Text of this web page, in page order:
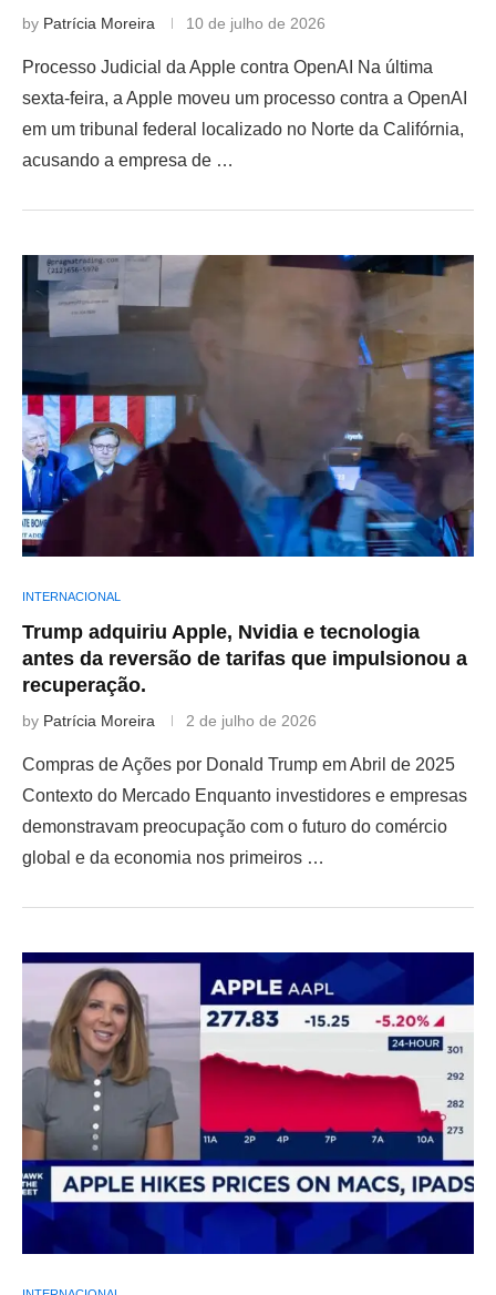
by Patrícia Moreira 10 de julho de 2026
Processo Judicial da Apple contra OpenAI Na última
sexta-feira, a Apple moveu um processo contra a OpenAI
em um tribunal federal localizado no Norte da Califórnia,
acusando a empresa de …
INTERNACIONAL
Trump adquiriu Apple, Nvidia e tecnologia
antes da reversão de tarifas que impulsionou a
recuperação.
by Patrícia Moreira 2 de julho de 2026
Compras de Ações por Donald Trump em Abril de 2025
Contexto do Mercado Enquanto investidores e empresas
demonstravam preocupação com o futuro do comércio
global e da economia nos primeiros …